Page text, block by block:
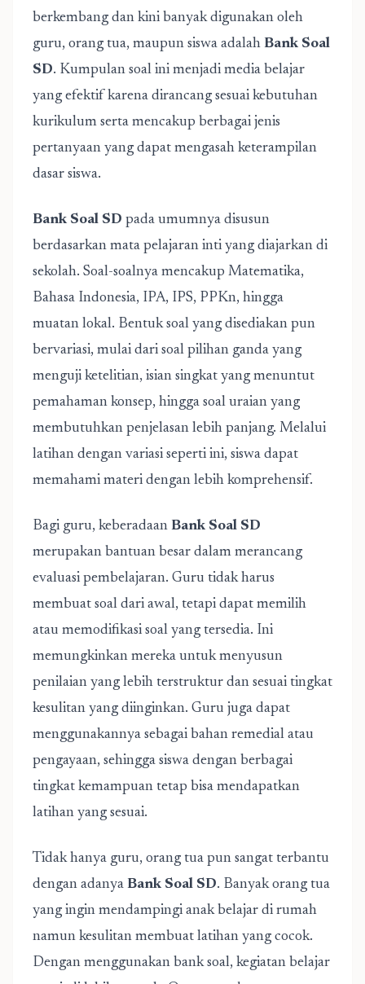
berkembang dan kini banyak digunakan oleh
guru, orang tua, maupun siswa adalah Bank Soal
SD. Kumpulan soal ini menjadi media belajar
yang efektif karena dirancang sesuai kebutuhan
kurikulum serta mencakup berbagai jenis
pertanyaan yang dapat mengasah keterampilan
dasar siswa.
Bank Soal SD pada umumnya disusun
berdasarkan mata pelajaran inti yang diajarkan di
sekolah. Soal-soalnya mencakup Matematika,
Bahasa Indonesia, IPA, IPS, PPKn, hingga
muatan lokal. Bentuk soal yang disediakan pun
bervariasi, mulai dari soal pilihan ganda yang
menguji ketelitian, isian singkat yang menuntut
pemahaman konsep, hingga soal uraian yang
membutuhkan penjelasan lebih panjang. Melalui
latihan dengan variasi seperti ini, siswa dapat
memahami materi dengan lebih komprehensif.
Bagi guru, keberadaan Bank Soal SD
merupakan bantuan besar dalam merancang
evaluasi pembelajaran. Guru tidak harus
membuat soal dari awal, tetapi dapat memilih
atau memodifikasi soal yang tersedia. Ini
memungkinkan mereka untuk menyusun
penilaian yang lebih terstruktur dan sesuai tingkat
kesulitan yang diinginkan. Guru juga dapat
menggunakannya sebagai bahan remedial atau
pengayaan, sehingga siswa dengan berbagai
tingkat kemampuan tetap bisa mendapatkan
latihan yang sesuai.
Tidak hanya guru, orang tua pun sangat terbantu
dengan adanya Bank Soal SD. Banyak orang tua
yang ingin mendampingi anak belajar di rumah
namun kesulitan membuat latihan yang cocok.
Dengan menggunakan bank soal, kegiatan belajar